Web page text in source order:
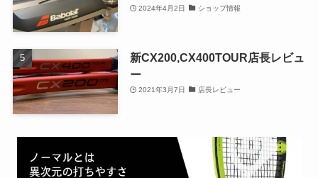
2024年4月2日 ショップ情報
新CX200,CX400TOUR店長レビュ
ー
2021年3月7日 店長レビュー